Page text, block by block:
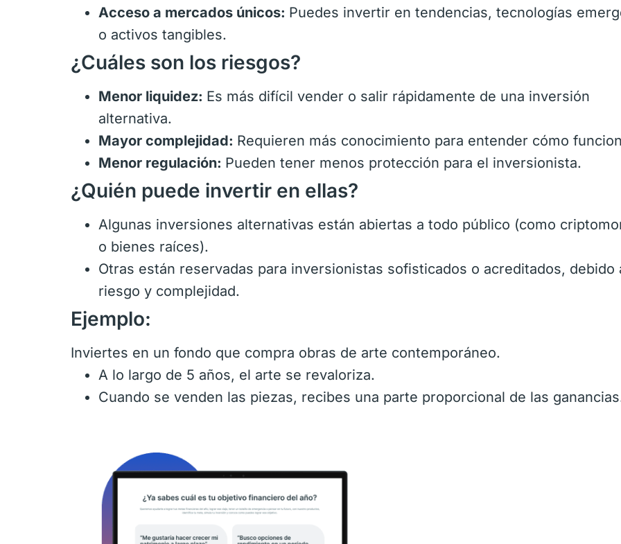
Acceso a mercados únicos: Puedes invertir en tendencias, tecnologías
o activos tangibles.
¿Cuáles son los riesgos?
Menor liquidez: Es más difícil vender o salir rápidamente de una inversión
alternativa.
Mayor complejidad: Requieren más conocimiento para entender cómo
Menor regulación: Pueden tener menos protección para el inversionista.
¿Quién puede invertir en ellas?
Algunas inversiones alternativas están abiertas a todo público (como
o bienes raíces).
Otras están reservadas para inversionistas sofisticados o acreditados, debido
riesgo y complejidad.
Ejemplo:
Inviertes en un fondo que compra obras de arte contemporáneo.
A lo largo de 5 años, el arte se revaloriza.
Cuando se venden las piezas, recibes una parte proporcional de las